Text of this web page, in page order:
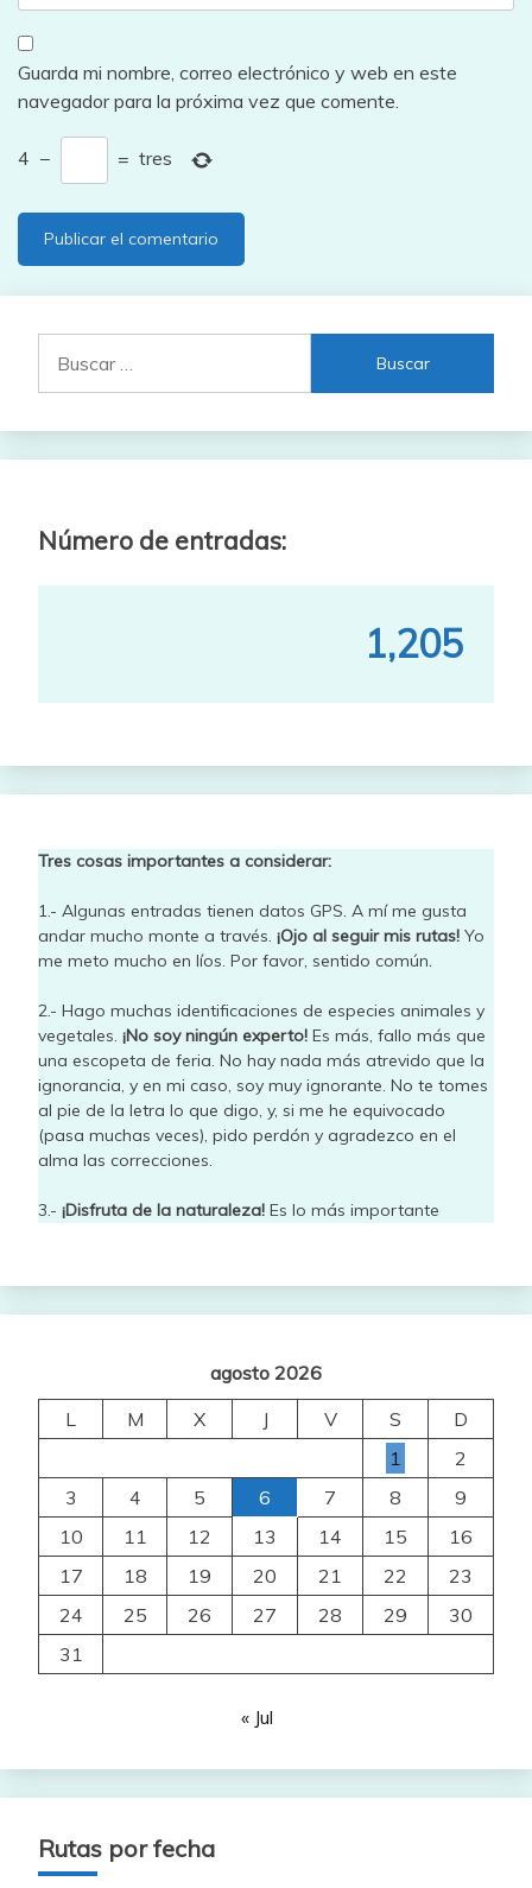
Guarda mi nombre, correo electrónico y web en este
navegador para la próxima vez que comente.
4 − = tres
Número de entradas:
1,205
Tres cosas importantes a considerar:
1.- Algunas entradas tienen datos GPS. A mí me gusta
andar mucho monte a través. ¡Ojo al seguir mis rutas! Yo
me meto mucho en líos. Por favor, sentido común.
2.- Hago muchas identificaciones de especies animales y
vegetales. ¡No soy ningún experto! Es más, fallo más que
una escopeta de feria. No hay nada más atrevido que la
ignorancia, y en mi caso, soy muy ignorante. No te tomes
al pie de la letra lo que digo, y, si me he equivocado
(pasa muchas veces), pido perdón y agradezco en el
alma las correcciones.
3.- ¡Disfruta de la naturaleza! Es lo más importante
agosto 2026
L
M X J V S
D
1
2
3
4 5 6 7 8
9
10
11 12 13 14 15
16
17
18 19 20 21 22
23
24
25 26 27 28 29
30
31
« Jul
Rutas por fecha